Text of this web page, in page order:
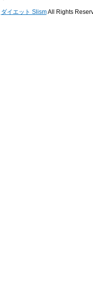
ダイエット SlismAll Rights